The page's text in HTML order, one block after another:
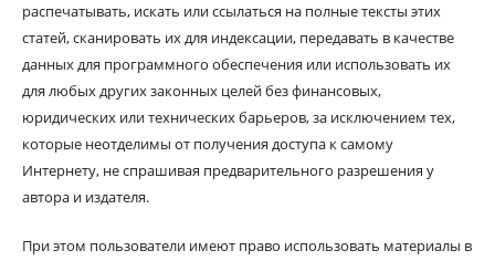
распечатывать, искать или ссылаться на полные тексты этих
статей, сканировать их для индексации, передавать в качестве
данных для программного обеспечения или использовать их
для любых других законных целей без финансовых,
юридических или технических барьеров, за исключением тех,
которые неотделимы от получения доступа к самому
Интернету, не спрашивая предварительного разрешения у
автора и издателя.
При этом пользователи имеют право использовать материалы в